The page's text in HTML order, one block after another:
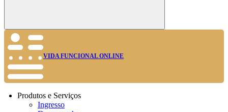
Buscar
VIDA FUNCIONAL ONLINE
Produtos e Serviços
Ingresso